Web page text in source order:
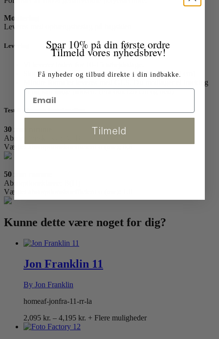
Montering
Leveres med ophængsbeslag på bagsiden
Levering
Store formater leveres med fragtmand. (Fra 86x120 cm)
Mindre formater leveres med GLS. Du modtager et tracking
nr og kan følge pakken. (Fra 86x120 cm og ned)
Test & Akustisk funktionalitet
30 mm ramme
Absorptionsklasse: B(H)
Vægtet absorptionskoefficient o (αw): 0.8
50 mm ramme
Absorptionsklasse: B(H)
Vægtet absorptionskoefficient o (αw): 1.0
Kunne dette være noget for dig?
Jon Franklin 11
By Jon Franklin
homeaf-jonfra-11-rr-la
2,095 kr. – 4,195 kr. Prisinterval:
+ Flere muligheder
Spar 10% på din første ordre
Tilmeld vores nyhedsbrev!
Få nyheder og tilbud direkte i din indbakke.
Tilmeld